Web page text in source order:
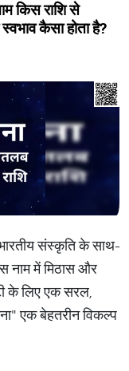
किस राशि से
कैसा होता है?
संस्कृति के साथ-
नाम में मिठास और
के लिए एक सरल,
एक बेहतरीन विकल्प